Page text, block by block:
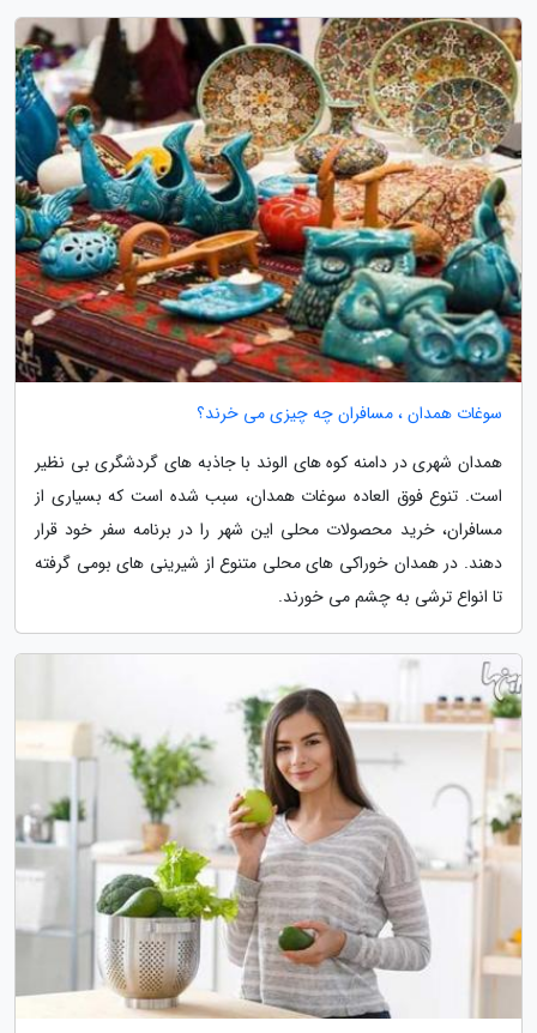
سوغات همدان ، مسافران چه چیزی می خرند؟
همدان شهری در دامنه کوه های الوند با جاذبه های گردشگری بی نظیر
است. تنوع فوق العاده سوغات همدان، سبب شده است که بسیاری از
مسافران، خرید محصولات محلی این شهر را در برنامه سفر خود قرار
دهند. در همدان خوراکی های محلی متنوع از شیرینی های بومی گرفته
تا انواع ترشی به چشم می خورند.